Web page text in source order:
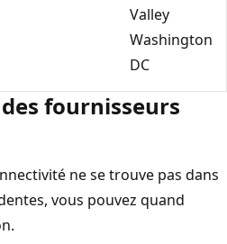
Valley
Washington
DC
fournisseurs
ne se trouve pas dans
vous pouvez quand